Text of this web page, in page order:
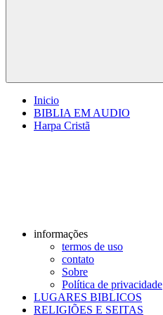
Inicio
BIBLIA EM AUDIO
Harpa Cristã
informações
termos de uso
contato
Sobre
Política de privacidade
LUGARES BIBLICOS
RELIGIÕES E SEITAS